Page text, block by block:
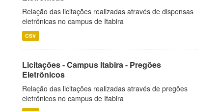
Relação das licitações realizadas através de dispensas
eletrônicas no campus de Itabira
CSV
Licitações - Campus Itabira - Pregões
Eletrônicos
Relação das licitações realizadas através de pregões
eletrônicos no campus de Itabira